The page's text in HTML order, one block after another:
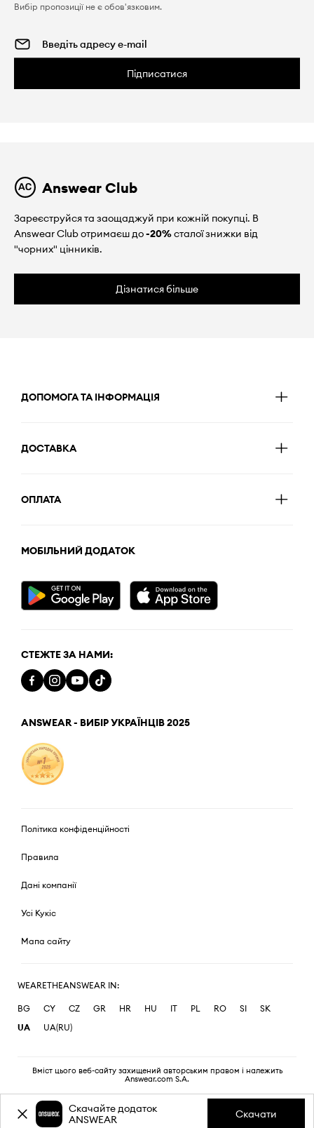
Вибір пропозиції не є обов'язковим.
Підписатися
Answear Club
Зареєструйся та заощаджуй при кожній покупці. В
Answear Club отримаєш до-20%сталої знижки від
"чорних" цінників.
Дізнатися більше
ДОПОМОГА ТА ІНФОРМАЦІЯ
ДОСТАВКА
ОПЛАТА
МОБІЛЬНИЙ ДОДАТОК
СТЕЖТЕ ЗА НАМИ:
ANSWEAR - ВИБІР УКРАЇНЦІВ 2025
Політика конфіденційності
Правила
Дані компанії
Усі Кукіс
Мапа сайту
WEARETHEANSWEAR IN:
BG CY CZ GR HR HU IT PL RO SI
SK
UA
UA(RU)
Вміст цього веб-сайту захищений авторським правом і належить
Answear.com S.A.
Скачайте додаток
ANSWEAR
Скачати